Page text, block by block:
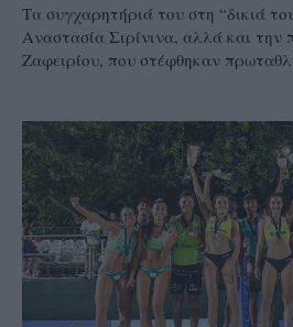
Τα συγχαρητήριά του στη “δικιά
Αναστασία Σιρίνινα, αλλά και την
Ζαφειρίου, που στέφθηκαν